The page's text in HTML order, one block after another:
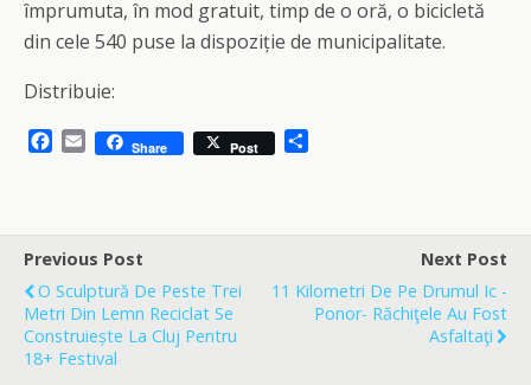
împrumuta, în mod gratuit, timp de o oră, o bicicletă
din cele 540 puse la dispoziție de municipalitate.
Distribuie:
b
o
o
k
E
l
Share Post
e
Previous Post
O Sculptură De Peste Trei
Metri Din Lemn Reciclat Se
Construiește La Cluj Pentru
18+ Festival
Next Post
11 Kilometri De Pe Drumul Ic -
Ponor- Răchiţele Au Fost
Asfaltaţi